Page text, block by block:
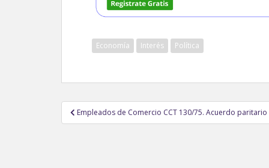
Economía Interés Política
Navegación
de
Empleados de Comercio CCT 130/75. Acuerdo